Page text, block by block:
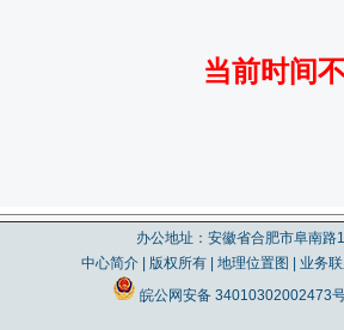
当前时间
办公地址：安徽省合肥市阜南
中心简介| 版权所有| 地理位置图
业务
皖公网安备 34010302002473